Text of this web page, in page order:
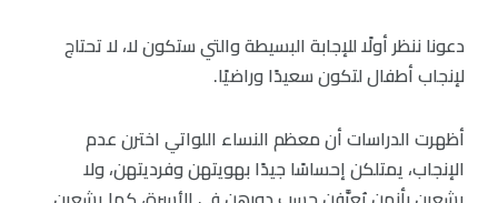
دعونا ننظر أولًا للإجابة البسيطة والتي ستكون لا، لا تحتاج
لإنجاب أطفال لتكون سعيدًا وراضيًا.
أظهرت الدراسات أن معظم النساء اللواتي اخترن عدم
الإنجاب، يمتلكن إحساسًا جيدًا بهويتهن وفرديتهن، ولا